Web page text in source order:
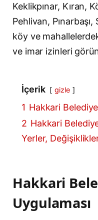
Keklikpınar, Kıran,
Pehlivan,
köy ve
ve imar izinleri
İçerik gizle
1 Hakkari
2 Hakkari
Yerler,
Hakkari
Uygulaması